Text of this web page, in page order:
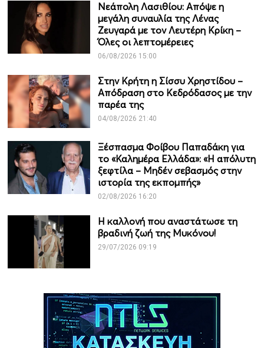
Νεάπολη Λασιθίου: Απόψε η
μεγάλη συναυλία της Λένας
Ζευγαρά με τον Λευτέρη Κρίκη –
Όλες οι λεπτομέρειες
06/08/2026 15:00
Στην Κρήτη η Σίσσυ Χρηστίδου –
Απόδραση στο Κεδρόδασος με την
παρέα της
04/08/2026 21:40
Ξέσπασμα Φοίβου Παπαδάκη για
το «Καλημέρα Ελλάδα»: «Η απόλυτη
ξεφτίλα – Μηδέν σεβασμός στην
ιστορία της εκπομπής»
02/08/2026 16:20
Η καλλονή που αναστάτωσε τη
βραδινή ζωή της Μυκόνου!
29/07/2026 09:19